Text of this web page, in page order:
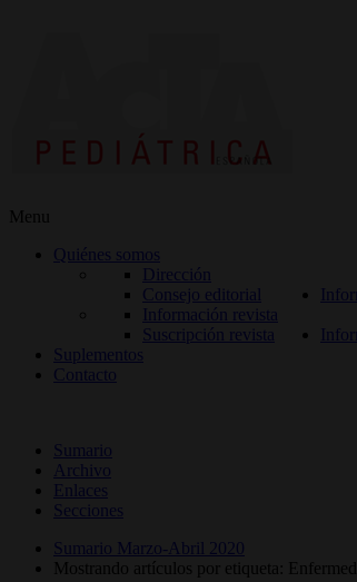
Menu
Quiénes somos
Dirección
Consejo editorial
Información revista
Suscripción revista
Suplementos
Contacto
Sumario
Archivo
Enlaces
Secciones
Sumario Marzo-Abril 2020
Mostrando artículos por etiqueta: